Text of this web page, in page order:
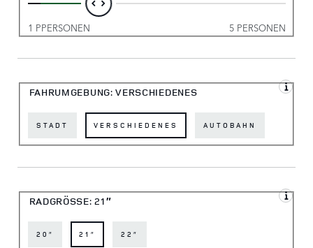
1 PPERSONEN 5 PERSONEN
FAHRUMGEBUNG: VERSCHIEDENES
STADT VERSCHIEDENES AUTOBAHN
RADGRÖSSE: 21″
20″ 21″ 22″